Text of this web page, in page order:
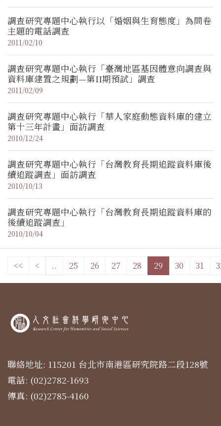
調查研究專題中心執行以「婚姻與生育態度」為問卷
主題的電話調查
2011/02/10
調查研究專題中心執行「臺灣地區基因體意向調查與
資料庫建置之規劃—第II期預試」調查
2011/02/09
調查研究專題中心執行「華人家庭動態資料庫的建立
第十三年計畫」面訪調查
2010/12/24
調查研究專題中心執行「台灣教育長期追蹤資料庫後
續追蹤調查」面訪調查
2010/10/13
調查研究專題中心執行「台灣教育長期追蹤資料庫的
後續追蹤調查」
2010/10/04
<< < .. 25 26 27 28 29 30 31
聯絡地址: 115201 台北市南港區研究院路二段128號
電話: (02)2782-1693
傳真: (02)2785-4160